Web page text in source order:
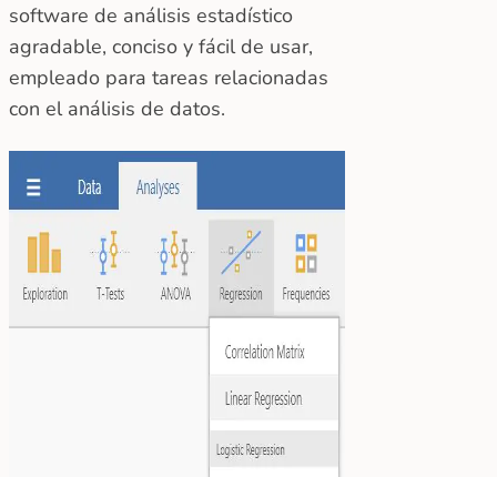
software de análisis estadístico
agradable, conciso y fácil de usar,
empleado para tareas relacionadas
con el análisis de datos.